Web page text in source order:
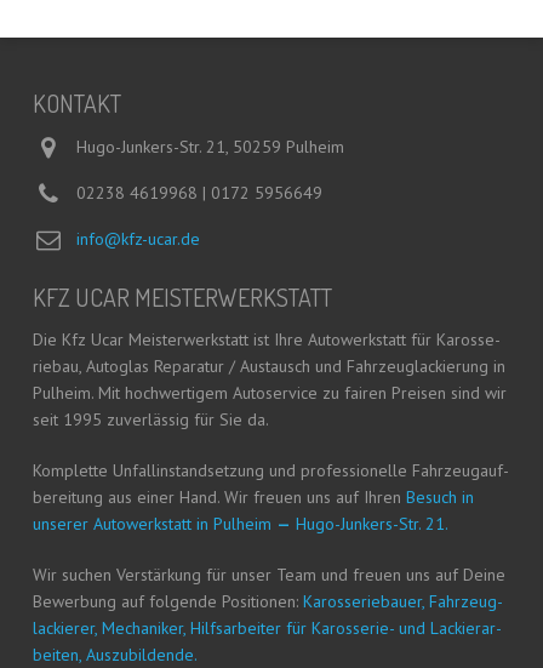
KON­TAKT
Hugo-Junkers-Str. 21, 50259 Pulheim
02238 4619968 | 0172 5956649
info@kfz-ucar.de
KFZ UCAR MEISTERWERKSTATT
Die Kfz Ucar Meis­ter­werk­statt ist Ihre Auto­werk­statt für Karos­se­
rie­bau, Auto­glas Repa­ra­tur / Aus­tausch und Fahr­zeug­la­ckie­rung in
Pul­heim. Mit hoch­wer­ti­gem Auto­ser­vice zu fai­ren Prei­sen sind wir
seit 1995 zuver­läs­sig für Sie da.
Kom­plet­te Unfall­in­stand­set­zung und pro­fes­sio­nel­le Fahr­zeug­auf­
be­rei­tung aus einer Hand. Wir freu­en uns auf Ihren Besuch in
unse­rer Auto­werk­statt in Pul­heim — Hugo-Jun­kers-Str. 21.
Wir suchen Ver­stär­kung für unser Team und freu­en uns auf Dei­ne
Bewer­bung auf fol­gen­de Posi­tio­nen: Karos­se­rie­bau­er, Fahr­zeug­
la­ckie­rer, Mecha­ni­ker, Hilfs­ar­bei­ter für Karos­se­rie- und Lackier­ar­
bei­ten, Auszubildende.